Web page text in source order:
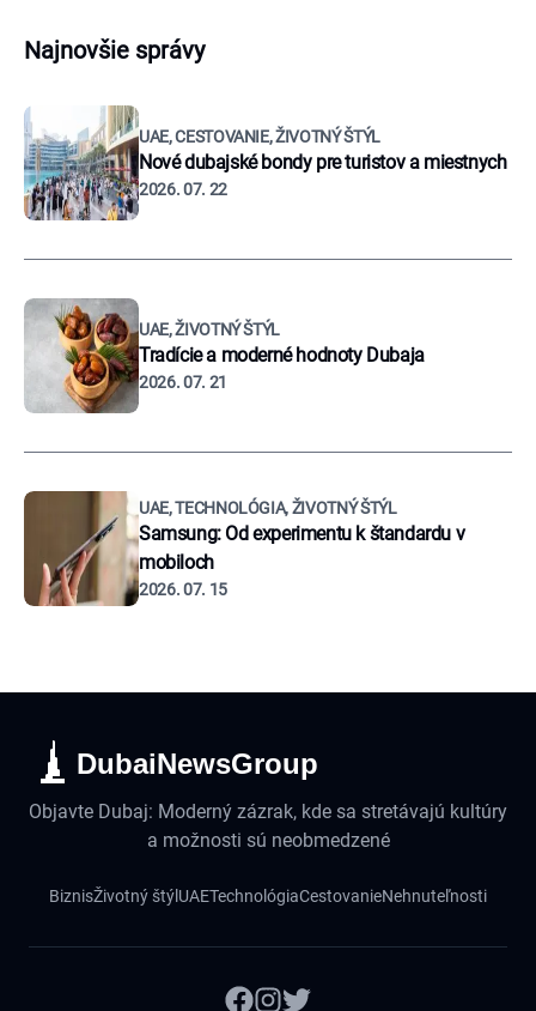
Najnovšie správy
UAE, CESTOVANIE, ŽIVOTNÝ ŠTÝL
Nové dubajské bondy pre turistov a miestnych
2026. 07. 22
UAE, ŽIVOTNÝ ŠTÝL
Tradície a moderné hodnoty Dubaja
2026. 07. 21
UAE, TECHNOLÓGIA, ŽIVOTNÝ ŠTÝL
Samsung: Od experimentu k štandardu v
mobiloch
2026. 07. 15
DubaiNewsGroup
Objavte Dubaj: Moderný zázrak, kde sa stretávajú kultúry
a možnosti sú neobmedzené
BiznisŽivotný štýl UAETechnológiaCestovanieNehnuteľnosti